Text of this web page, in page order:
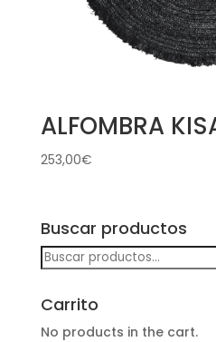
ALFOMBRA
253,00€
Buscar productos
Buscar
por:
Carrito
No products in the cart.